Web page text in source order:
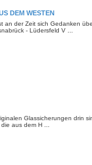
DEM WESTEN
an der Zeit sich Gedanken
- Lüdersfeld V ...
Glassicherungen drin
aus dem H ...